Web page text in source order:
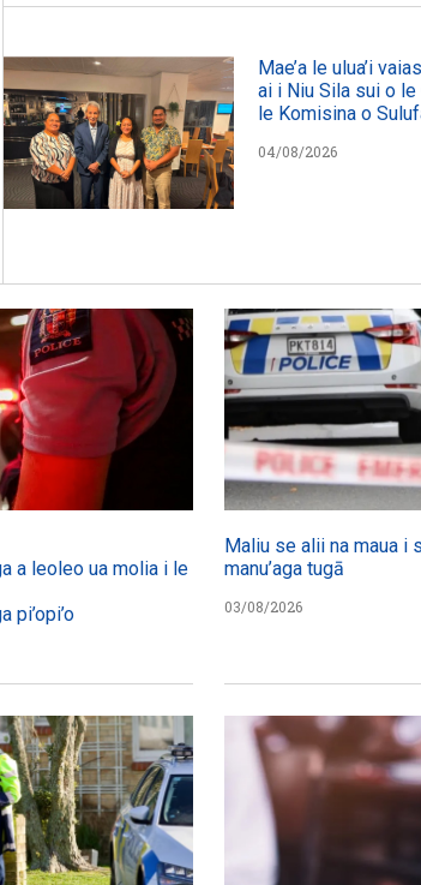
Mae’a le ulua’i
ai i Niu Sila sui o
le Komisina o
04/08/2026
a leoleo ua molia i le tulafono i le
pi’opi’o
Maliu se alii na maua i
manu’aga tugā
03/08/2026